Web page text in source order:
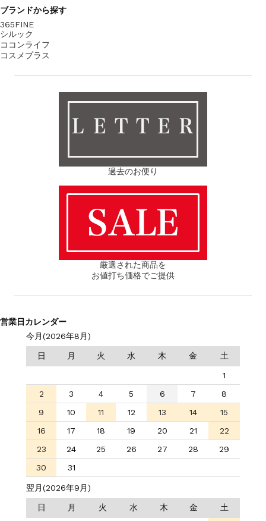
ブランドから探す
365FINE
シルック
ココンライフ
コスメプラス
ＬＥＴＴＥＲ
過去のお便り
厳選された商品を
お値打ち価格でご提供
営業日カレンダー
今月(2026年8月)
日 月 火 水 木 金 土
1
2
3 4 5 6 7
8
9
10 11 12 13 14
15
16
17 18 19 20 21
22
23
24 25 26 27 28
29
30
31
翌月(2026年9月)
日 月 火 水 木 金 土